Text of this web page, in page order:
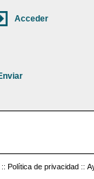
:: Política de privacidad ::